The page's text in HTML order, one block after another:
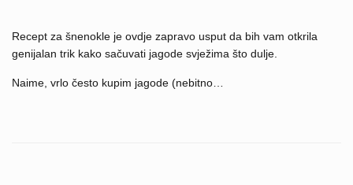
Recept za šnenokle je ovdje zapravo usput da bih vam otkrila
genijalan trik kako sačuvati jagode svježima što dulje.
Naime, vrlo često kupim jagode (nebitno…